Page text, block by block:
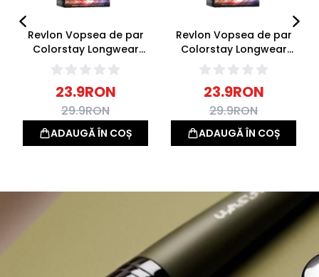
Revlon Vopsea de par
Colorstay Longwear
Cream Colour 5
Medium Brown 165ml
23.9RON
29.9RON
ADAUGĂ ÎN COȘ
Revlon Vopsea de par
Colorstay Longwear
Cream Colour 5.12 Cool
Medium Brown 165ml
23.9RON
29.9RON
ADAUGĂ ÎN COȘ